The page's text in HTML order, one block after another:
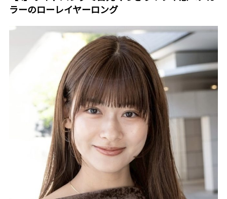
ラーのローレイヤーロング